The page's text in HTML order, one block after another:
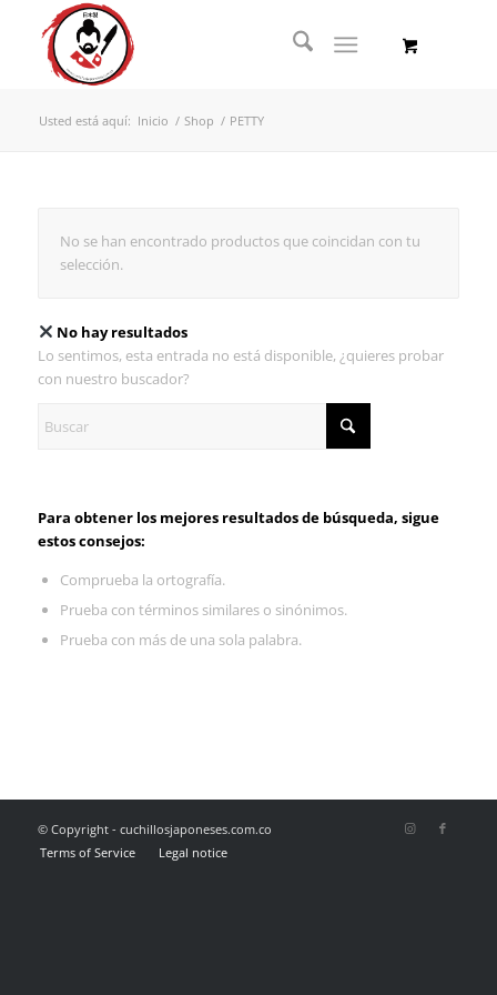
Usted está aquí: Inicio / Shop / PETTY
No se han encontrado productos que coincidan con tu
selección.
No hay resultados
Lo sentimos, esta entrada no está disponible, ¿quieres probar
con nuestro buscador?
Para obtener los mejores resultados de búsqueda, sigue
estos consejos:
Comprueba la ortografía.
Prueba con términos similares o sinónimos.
Prueba con más de una sola palabra.
© Copyright - cuchillosjaponeses.com.co
Terms of Service
Legal notice